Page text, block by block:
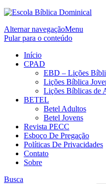
Alternar navegaçãoMenu
Pular para o conteúdo
Início
CPAD
EBD – Lições
Lições Bíblica
Lições Bíblicas de
BETEL
Betel Adultos
Betel Jovens
Revista PECC
Esboço De Pregação
Políticas De Privacidades
Contato
Sobre
Busca